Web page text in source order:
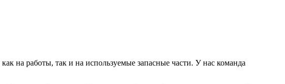
на работы, так и на используемые запасные части. У нас команда